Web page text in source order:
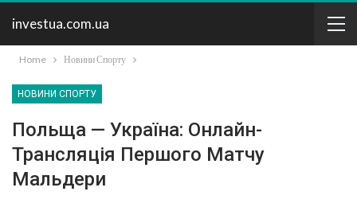
investua.com.ua
Home Новини Спорту
НОВИНИ СПОРТУ
Польща — Україна: Онлайн-
Трансляція Першого Матчу
Мальдери